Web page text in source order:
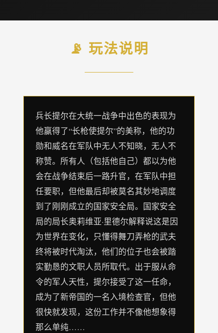
📡 玩法说明
兵长提尔在大统一战争中出色的表现为
他赢得了“长枪使提尔”的美称，他的功
勋和威名在军队中无人不知晓，无人不
称赞。所有人（包括他自己）都以为他
会在战争结束后一路升官，在军队中担
任要职，但他最后却被莫名其妙地调度
到了刚刚成立的国家安全局。国家安全
局的局长奥莉维亚·里德尔解释说这是因
为世界在变化，只懂得舞刀弄枪的武夫
终将被时代淘汰，他们的位子也会被踏
实勤恳的文职人员所取代。出于服从命
令的军人天性，提尔接受了这一任命，
成为了新帝国的一名入境检查官，但他
很快就发现，这份工作并不像他想象得
那么单纯……